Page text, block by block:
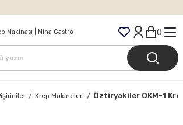
Ücretsiz Kargo
Krep Makineleri Öztiryakiler OKM-1